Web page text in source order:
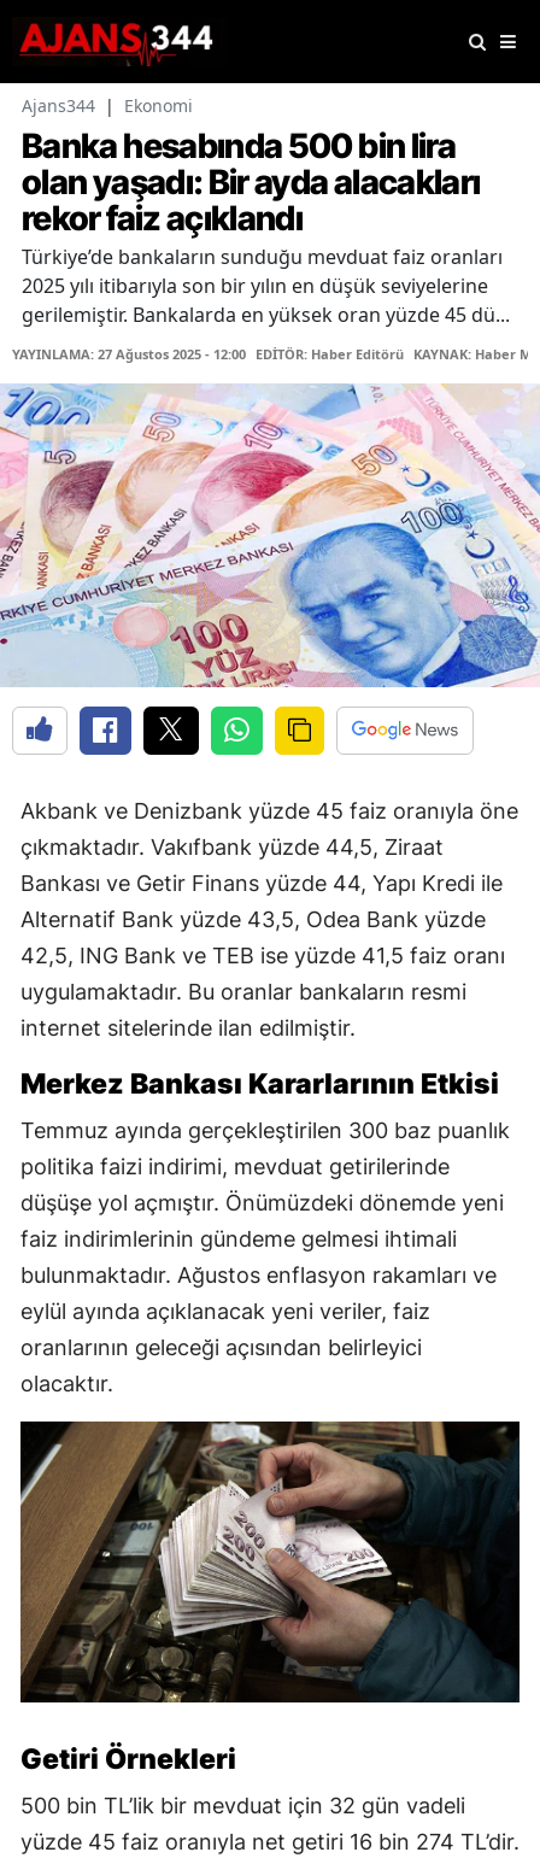
Ajans344 | Ekonomi
Banka hesabında 500 bin lira
olan yaşadı: Bir ayda alacakları
rekor faiz açıklandı
Türkiye’de bankaların sunduğu mevduat faiz oranları
2025 yılı itibarıyla son bir yılın en düşük seviyelerine
gerilemiştir. Bankalarda en yüksek oran yüzde 45 dü...
YAYINLAMA: 27 Ağustos 2025 - 12:00 EDİTÖR: Haber Editörü KAYNAK: Haber
Akbank ve Denizbank yüzde 45 faiz oranıyla öne
çıkmaktadır. Vakıfbank yüzde 44,5, Ziraat
Bankası ve Getir Finans yüzde 44, Yapı Kredi ile
Alternatif Bank yüzde 43,5, Odea Bank yüzde
42,5, ING Bank ve TEB ise yüzde 41,5 faiz oranı
uygulamaktadır. Bu oranlar bankaların resmi
internet sitelerinde ilan edilmiştir.
Merkez Bankası Kararlarının Etkisi
Temmuz ayında gerçekleştirilen 300 baz puanlık
politika faizi indirimi, mevduat getirilerinde
düşüşe yol açmıştır. Önümüzdeki dönemde yeni
faiz indirimlerinin gündeme gelmesi ihtimali
bulunmaktadır. Ağustos enflasyon rakamları ve
eylül ayında açıklanacak yeni veriler, faiz
oranlarının geleceği açısından belirleyici
olacaktır.
Getiri Örnekleri
500 bin TL’lik bir mevduat için 32 gün vadeli
yüzde 45 faiz oranıyla net getiri 16 bin 274 TL’dir.